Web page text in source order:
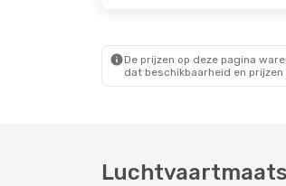
De prijzen op deze pagina
dat beschikbaarheid en prijzen